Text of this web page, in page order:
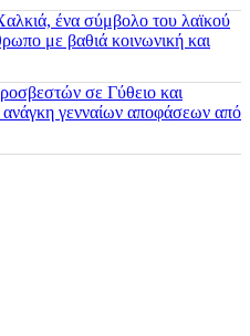
ένα σύμβολο του λαϊκού
με βαθιά κοινωνική και
σε Γύθειο και
γενναίων αποφάσεων από